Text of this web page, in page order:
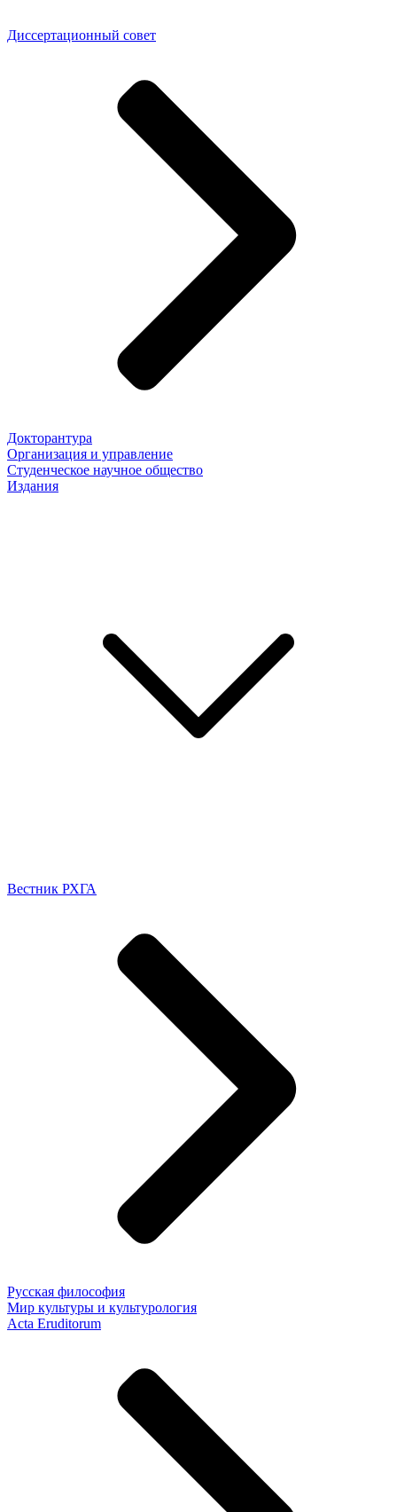
Диссертационный совет
Докторантура
Организация и управление
Студенческое научное общество
Издания
Вестник РХГА
Русская философия
Мир культуры и культурология
Acta Eruditorum